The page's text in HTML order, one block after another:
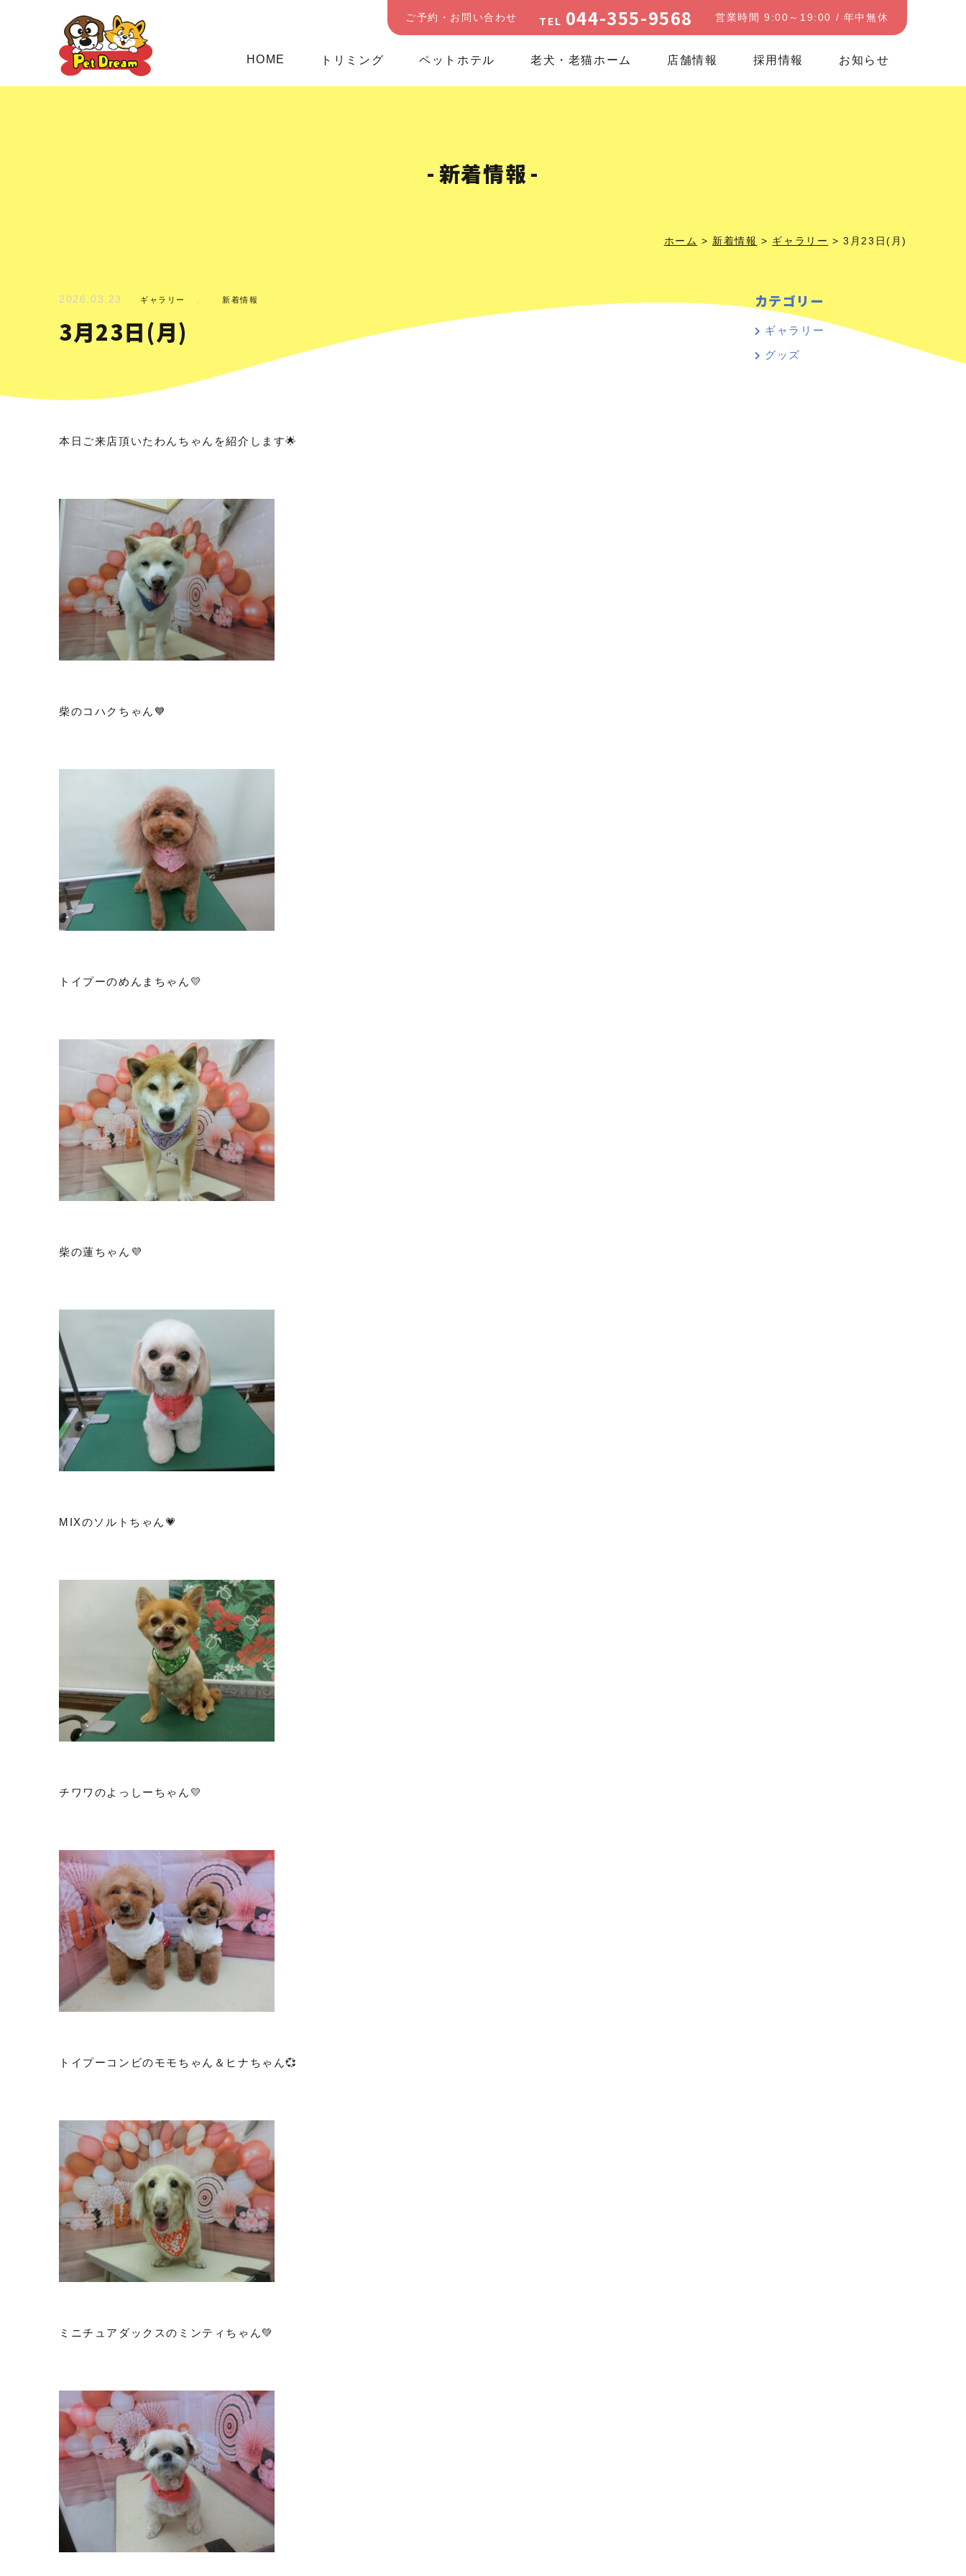
ご予約・お問い合わせ TEL 044-355-9568 営業時間 9:00～19:00 / 年中無休
HOME トリミング ペットホテル 老犬・老猫ホーム 店舗情報 採用情報 お知らせ
新着情報
ホーム > 新着情報 > ギャラリー >3月23日(月)
2026.03.23 ギャラリー , 新着情報
3月23日(月)
本日ご来店頂いたわんちゃんを紹介します🌟
柴のコハクちゃん💙
トイプーのめんまちゃん💛
柴の蓮ちゃん💜
MIXのソルトちゃん💗
チワワのよっしーちゃん💛
トイプーコンビのモモちゃん＆ヒナちゃん💞
ミニチュアダックスのミンティちゃん💚
カテゴリー
ギャラリー
グッズ